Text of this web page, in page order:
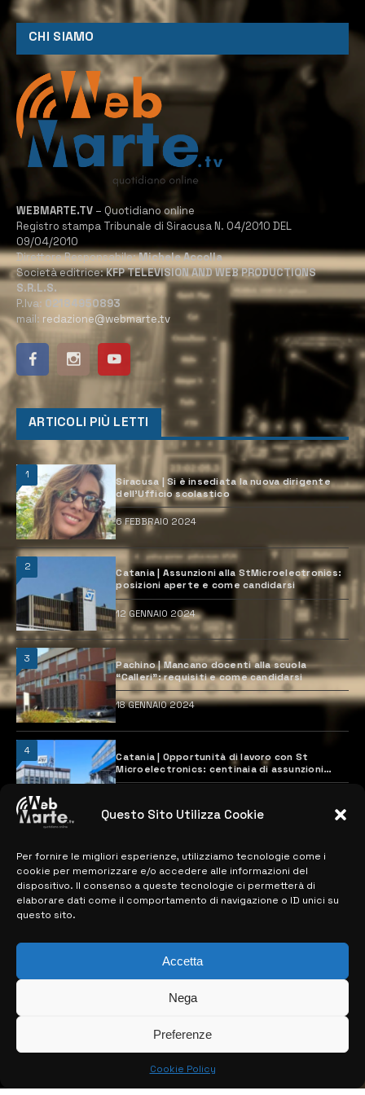
Questo Sito Utilizza Cookie
Per fornire le migliori esperienze, utilizziamo tecnologie come i
cookie per memorizzare e/o accedere alle informazioni del
dispositivo. Il consenso a queste tecnologie ci permetterà di
elaborare dati come il comportamento di navigazione o ID unici su
questo sito.
Accetta
Nega
Preferenze
Cookie Policy
CHI SIAMO
WEBMARTE.TV – Quotidiano online
Registro stampa Tribunale di Siracusa N. 04/2010 DEL
09/04/2010
Direttore Responsabile:Michele Accolla
Società editrice:KFP TELEVISION AND WEB PRODUCTIONS
S.R.L.S.
P.Iva: 02184950893
mail: redazione@webmarte.tv
ARTICOLI PIÙ LETTI
1
Siracusa | Si è insediata la nuova dirigente
dell’Ufficio scolastico
6 FEBBRAIO 2024
2
Catania | Assunzioni alla StMicroelectronics:
posizioni aperte e come candidarsi
12 GENNAIO 2024
3
Pachino | Mancano docenti alla scuola
“Calleri”: requisiti e come candidarsi
18 GENNAIO 2024
4
Catania | Opportunità di lavoro con St
Microelectronics: centinaia di assunzioni
previste
MAPPA DEL SITO
> NOTIZIE